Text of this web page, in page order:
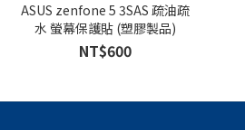
ASUS zenfone 5 3SAS 疏油疏
水 螢幕保護貼 (塑膠製品)
NT$600